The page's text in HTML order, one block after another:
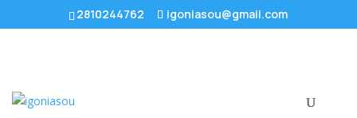
2810244762 igoniasou@gmail.com